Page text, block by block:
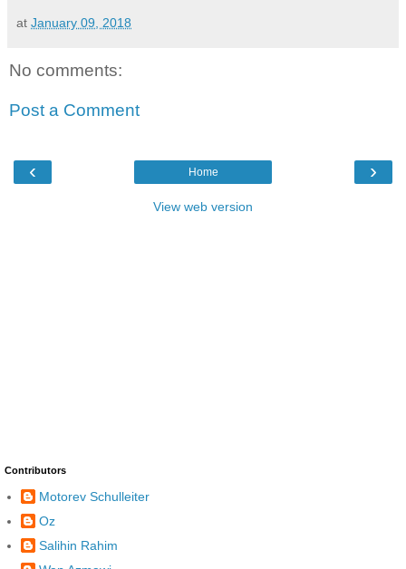
at January 09, 2018
No comments:
Post a Comment
‹ ›
Home
View web version
Contributors
Motorev Schulleiter
Oz
Salihin Rahim